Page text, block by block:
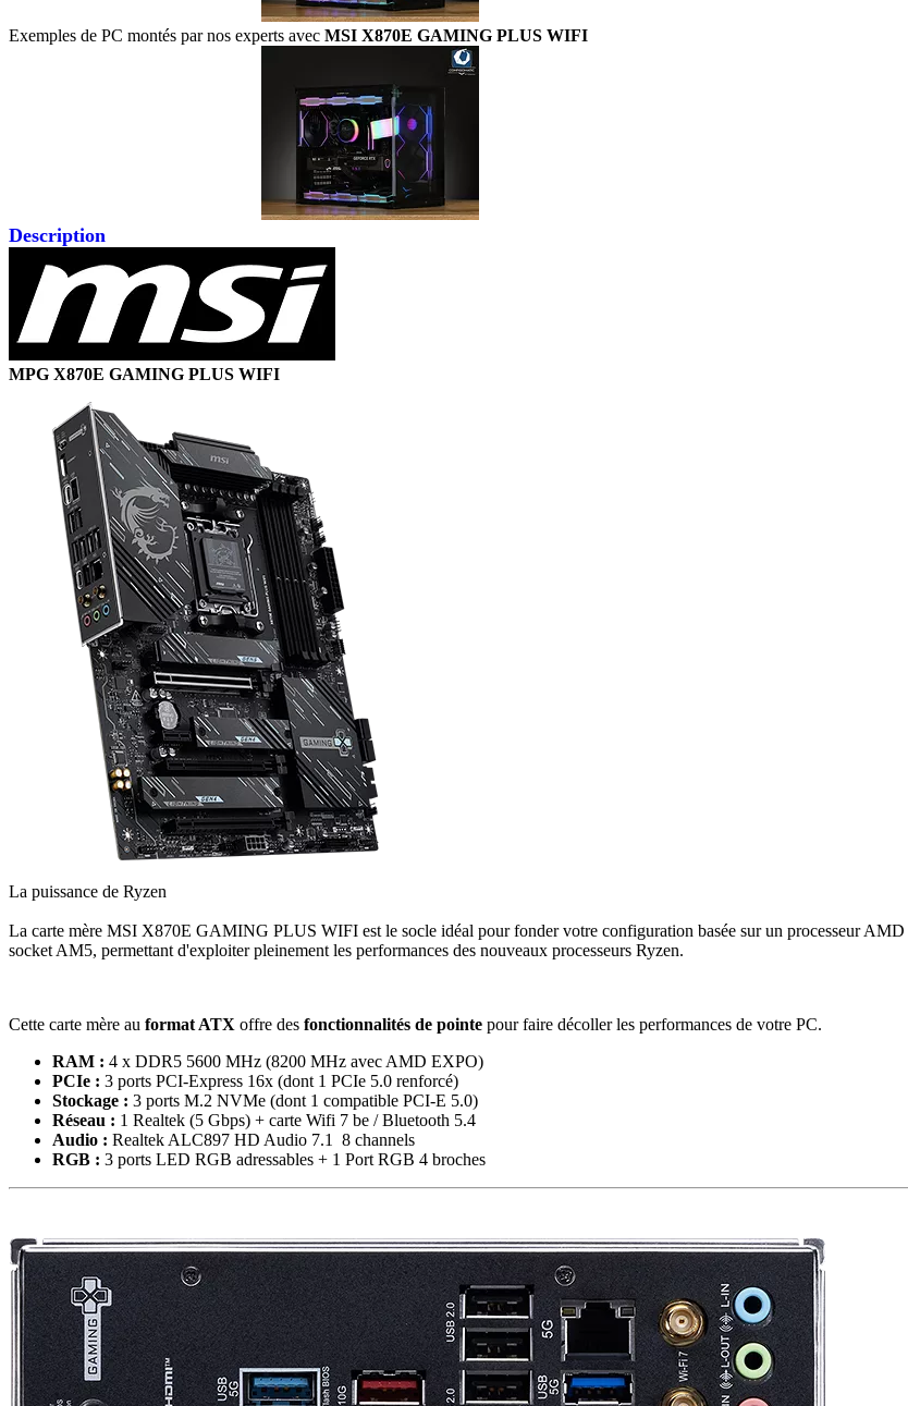
Exemples de PC montés par nos experts avec MSI X870E GAMING PLUS WIFI
Description
MPG X870E GAMING PLUS WIFI
La puissance de Ryzen
La carte mère MSI X870E GAMING PLUS WIFI est le socle idéal pour fonder votre configuration basée sur un processeur AMD
socket AM5, permettant d'exploiter pleinement les performances des nouveaux processeurs Ryzen.
Cette carte mère au format ATX offre des fonctionnalités de pointe pour faire décoller les performances de votre PC.
RAM : 4 x DDR5 5600 MHz (8200 MHz avec AMD EXPO)
PCIe : 3 ports PCI-Express 16x (dont 1 PCIe 5.0 renforcé)
Stockage : 3 ports M.2 NVMe (dont 1 compatible PCI-E 5.0)
Réseau : 1 Realtek (5 Gbps) + carte Wifi 7 be / Bluetooth 5.4
Audio : Realtek ALC897 HD Audio 7.1 8 channels
RGB : 3 ports LED RGB adressables + 1 Port RGB 4 broches